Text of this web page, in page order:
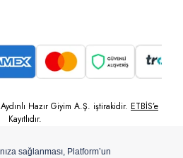
Aydınlı Hazır Giyim A.Ş. iştirakidir. ETBİS’e
Kayıtlıdır.